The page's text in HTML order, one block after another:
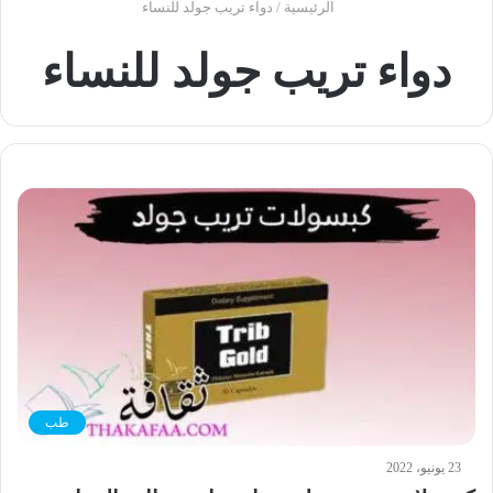
الرئيسية / دواء تريب جولد للنساء
دواء تريب جولد للنساء
طب
23 يونيو، 2022